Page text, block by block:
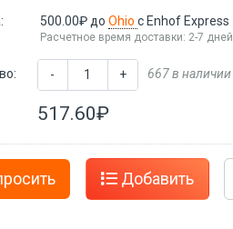
500.00₽ доOhioс Enhof Express
Расчетное время доставки: 2-7 дней
- + 667 в наличии
517.60₽
Добавить